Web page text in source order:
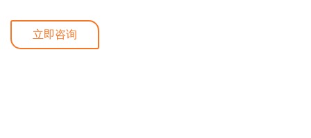
立即咨询